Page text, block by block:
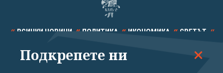
ВСИЧКИ НОВИНИ ПОЛИТИКА ИКОНОМИКА СВЕТЪТ
СПОРТ КУЛТУРА ТЕХНОЛОГИИ КАЛЕЙДОСКОП
Подкрепете ни